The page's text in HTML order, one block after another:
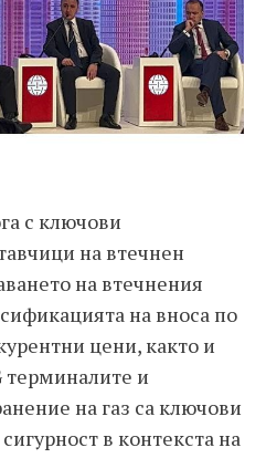
с ключови
на втечнен
на втечнения
на вноса по
цени, както и
терминалите и
на газ са ключови
в контекста на